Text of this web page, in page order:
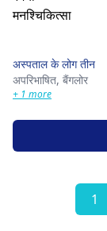
अस्पताल के लोग तीन
अपरिभाषित, बैंगलोर
+ 1 more
1